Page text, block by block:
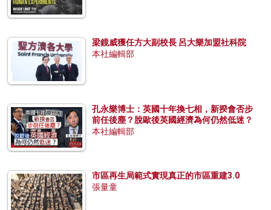
梁鏡威獲任方大副校長 呂大樂加盟社科院
本社編輯部
孔永樂博士：英國十年換七相，新揆會否步
前任後塵？脫歐後英國經濟為何仍然低迷？
本社編輯部
市區再生局範式實現真正的市區重建3.0
張量童